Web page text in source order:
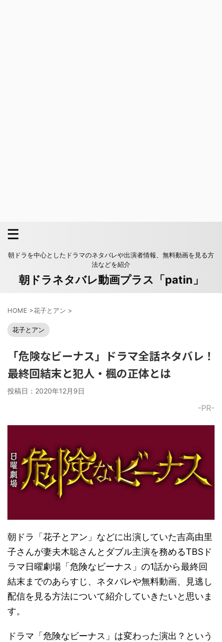
朝ドラを中心としたドラマのネタバレや出演者情報、無料動画を見る方
法などを紹介
朝ドラネタバレ動画プラス「patin」
HOME >花子とアン >
花子とアン
「危険なビーナス」ドラマ全話ネタバレ！
最終回結末と犯人・楓の正体とは
投稿日： 2020年12月9日
-PR-
朝ドラ「花子とアン」などに出演していた吉高由里
子さんが妻夫木聡さんとダブル主演を務めるTBSド
ラマ日曜劇場「危険なビーナス」の1話から最終回
結末までのあらすじ、ネタバレや無料動画、見逃し
配信を見る方法について紹介していきたいと思いま
す。
ドラマ「危険なビーナス」は変わった演出？という